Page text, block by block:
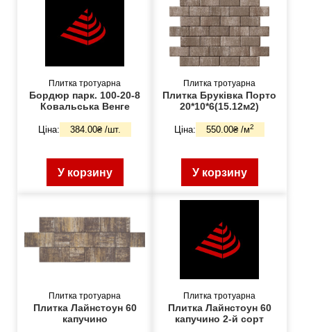
Плитка тротуарна
Бордюр парк. 100-20-8
Ковальська Венге
Ціна: 384.00₴ /шт.
У корзину
Плитка тротуарна
Плитка Бруківка Порто
20*10*6(15.12м2)
Ціна: 550.00₴ /м2
У корзину
Плитка тротуарна
Плитка Лайнстоун 60
капучино
Плитка тротуарна
Плитка Лайнстоун 60
капучино 2-й сорт